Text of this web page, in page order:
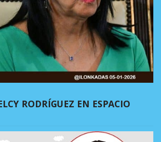
RODRÍGUEZ EN ESPACIO